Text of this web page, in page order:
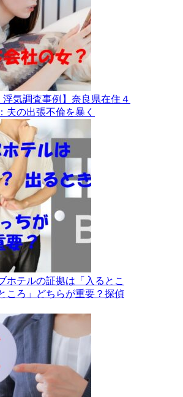
浮気調査事例】奈良県在住４
夫の出張不倫を暴く
ホテルの証拠は「入るとこ
ころ」どちらが重要？探偵